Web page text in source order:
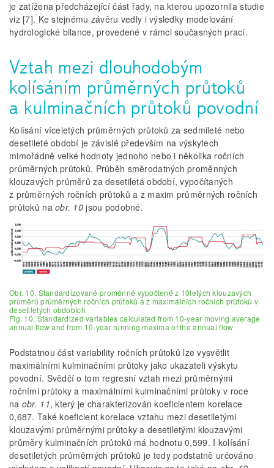
je zatížena předcházející část řady, na kterou upozornila studie
viz [7]. Ke stejnému závěru vedly i výsledky modelování
hydrologické bilance, provedené v rámci současných prací.
Vztah mezi dlouhodobým
kolísáním průměrných průtoků
a kulminačních průtoků povodní
Kolísání víceletých průměrných průtoků za sedmileté nebo
desetileté období je závislé především na výskytech
mimořádně velké hodnoty jednoho nebo i několika ročních
průměrných průtoků. Průběh směrodatných proměnných
klouzavých průměrů za desetiletá období, vypočítaných
z průměrných ročních průtoků a z maxim průměrných ročních
průtoků naobr. 10 jsou podobné.
Obr. 10. Standardizované proměnné vypočtené z 10letých klouzavých
průměrů průměrných ročních průtoků a z maximálních ročních průtoků v
desetiletých obdobích
Fig. 10. Standardized variables calculated from 10-year moving average
annual flow and from 10-year running maxima of the annual flow
Podstatnou část variability ročních průtoků lze vysvětlit
maximálními kulminačními průtoky jako ukazateli výskytu
povodní. Svědčí o tom regresní vztah mezi průměrnými
ročními průtoky a maximálními kulminačními průtoky v roce
na obr. 11, který je charakterizován koeficientem korelace
0,687. Také koeficient korelace vztahu mezi desetiletými
klouzavými průměrnými průtoky a desetiletými klouzavými
průměry kulminačních průtoků má hodnotu 0,599. I kolísání
desetiletých průměrných průtoků je tedy podstatně určováno